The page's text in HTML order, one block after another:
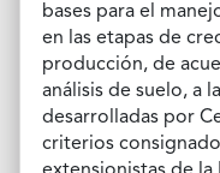
bases para el
en las etapas de
producción, de
análisis de suelo, a
desarrolladas por
criterios